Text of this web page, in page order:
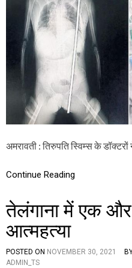
अमरावती : तिरुपति स्विम्स के
Continue Reading
तेलंगाना में एक
आत्महत्या
POSTED ON NOVEMBER 30, 2021
ADMIN_TS